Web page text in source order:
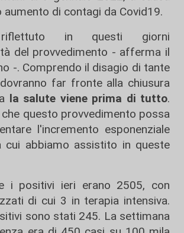
aumento di contagi da Covid19.
riflettuto in questi giorni
del provvedimento - afferma il
-. Comprendo il disagio di tante
far fronte alla chiusura
la salute viene prima di tutto.
che questo provvedimento possa
l'incremento esponenziale
cui abbiamo assistito in queste
i positivi ieri erano 2505, con
di cui 3 in terapia intensiva.
sono stati 245. La settimana